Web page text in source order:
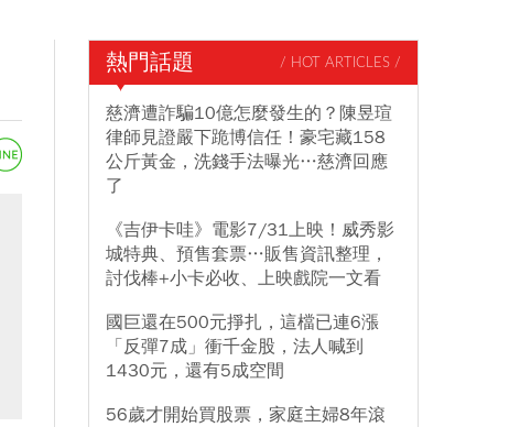
熱門話題 / HOT ARTICLES /
慈濟遭詐騙10億怎麼發生的？陳昱瑄
律師見證嚴下跪博信任！豪宅藏158
公斤黃金，洗錢手法曝光…慈濟回應
了
《吉伊卡哇》電影7/31上映！威秀影
城特典、預售套票…販售資訊整理，
討伐棒+小卡必收、上映戲院一文看
國巨還在500元掙扎，這檔已連6漲
「反彈7成」衝千金股，法人喊到
1430元，還有5成空間
56歲才開始買股票，家庭主婦8年滾